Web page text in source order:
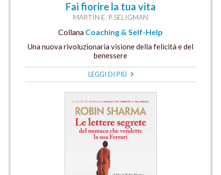
Fai fiorire la tua vita
MARTIN E. P. SELIGMAN
Collana Coaching & Self-Help
Una nuova rivoluzionaria visione della felicità e del
benessere
LEGGI DI PIÙ